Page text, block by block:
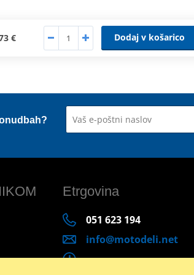
€ Dodaj v košarico
Etrgovina
051 623 194
info@motodeli.net